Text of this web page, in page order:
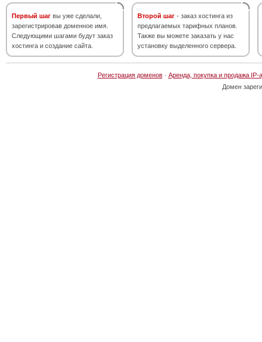
Первый шаг вы уже сделали,
зарегистрировав доменное имя.
Следующими шагами будут заказ
хостинга и создание сайта.
Второй шаг - заказ хостинга из
предлагаемых тарифных планов.
Также вы можете заказать у нас
установку выделенного сервера.
Регистрация доменов· Аренда, покупка и продажа IP-
Домен